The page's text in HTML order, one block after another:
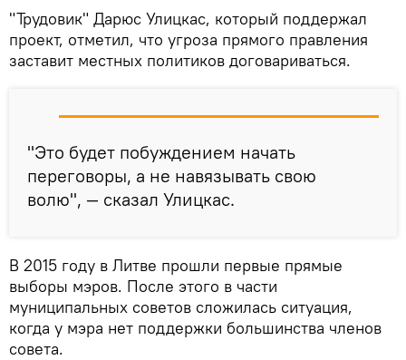
"Трудовик" Дарюс Улицкас, который поддержал
проект, отметил, что угроза прямого правления
заставит местных политиков договариваться.
"Это будет побуждением начать
переговоры, а не навязывать свою
волю", — сказал Улицкас.
В 2015 году в Литве прошли первые прямые
выборы мэров. После этого в части
муниципальных советов сложилась ситуация,
когда у мэра нет поддержки большинства членов
совета.